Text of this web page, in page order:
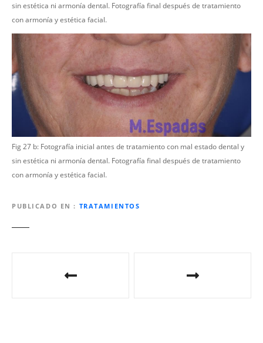
sin estética ni armonía dental. Fotografía final después de tratamiento
con armonía y estética facial.
Fig 27 b: Fotografía inicial antes de tratamiento con mal estado dental y
sin estética ni armonía dental. Fotografía final después de tratamiento
con armonía y estética facial.
PUBLICADO EN TRATAMIENTOS